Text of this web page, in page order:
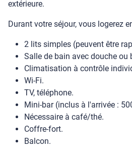
extérieure.
Durant votre séjour, vous logerez
2 lits simples (peuvent être
Salle de bain avec douche ou
Climatisation à contrôle
Wi-Fi.
TV, téléphone.
Mini-bar (inclus à l'arrivée :
Nécessaire à café/thé.
Coffre-fort.
Balcon.